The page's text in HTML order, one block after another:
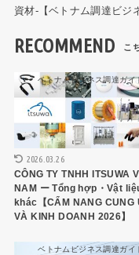
資材-【ベトナム調達ビジ
RECOMMEND
ベトナムビジネス調達ガイ
2026.03.26
CÔNG TY TNHH ITSUWA
NAM ー Tổng hợp・Vật
khác【CẨM NANG CUNG
VÀ KINH DOANH 2026】
ベトナムビジネス調達ガイ